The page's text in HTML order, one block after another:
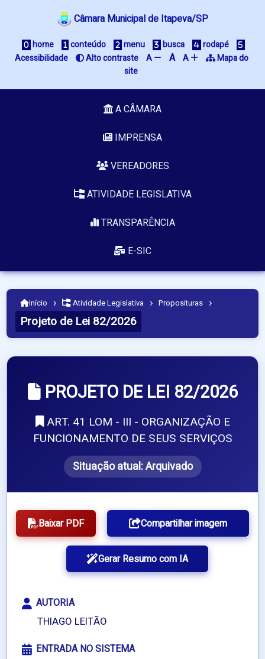
Câmara Municipal de Itapeva/SP
home conteúdo menu busca
rodapé
Acessibilidade
Alto contraste A A A
Mapa do
site
A CÂMARA
IMPRENSA
VEREADORES
ATIVIDADE LEGISLATIVA
TRANSPARÊNCIA
E-SIC
Início › Atividade Legislativa › Proposituras ›
Projeto de Lei 82/2026
PROJETO DE LEI 82/2026
ART. 41 LOM - III - ORGANIZAÇÃO E
FUNCIONAMENTO DE SEUS SERVIÇOS
Situação atual:Arquivado
Baixar PDF Compartilhar imagem
Gerar Resumo com IA
AUTORIA
THIAGO LEITÃO
ENTRADA NO SISTEMA